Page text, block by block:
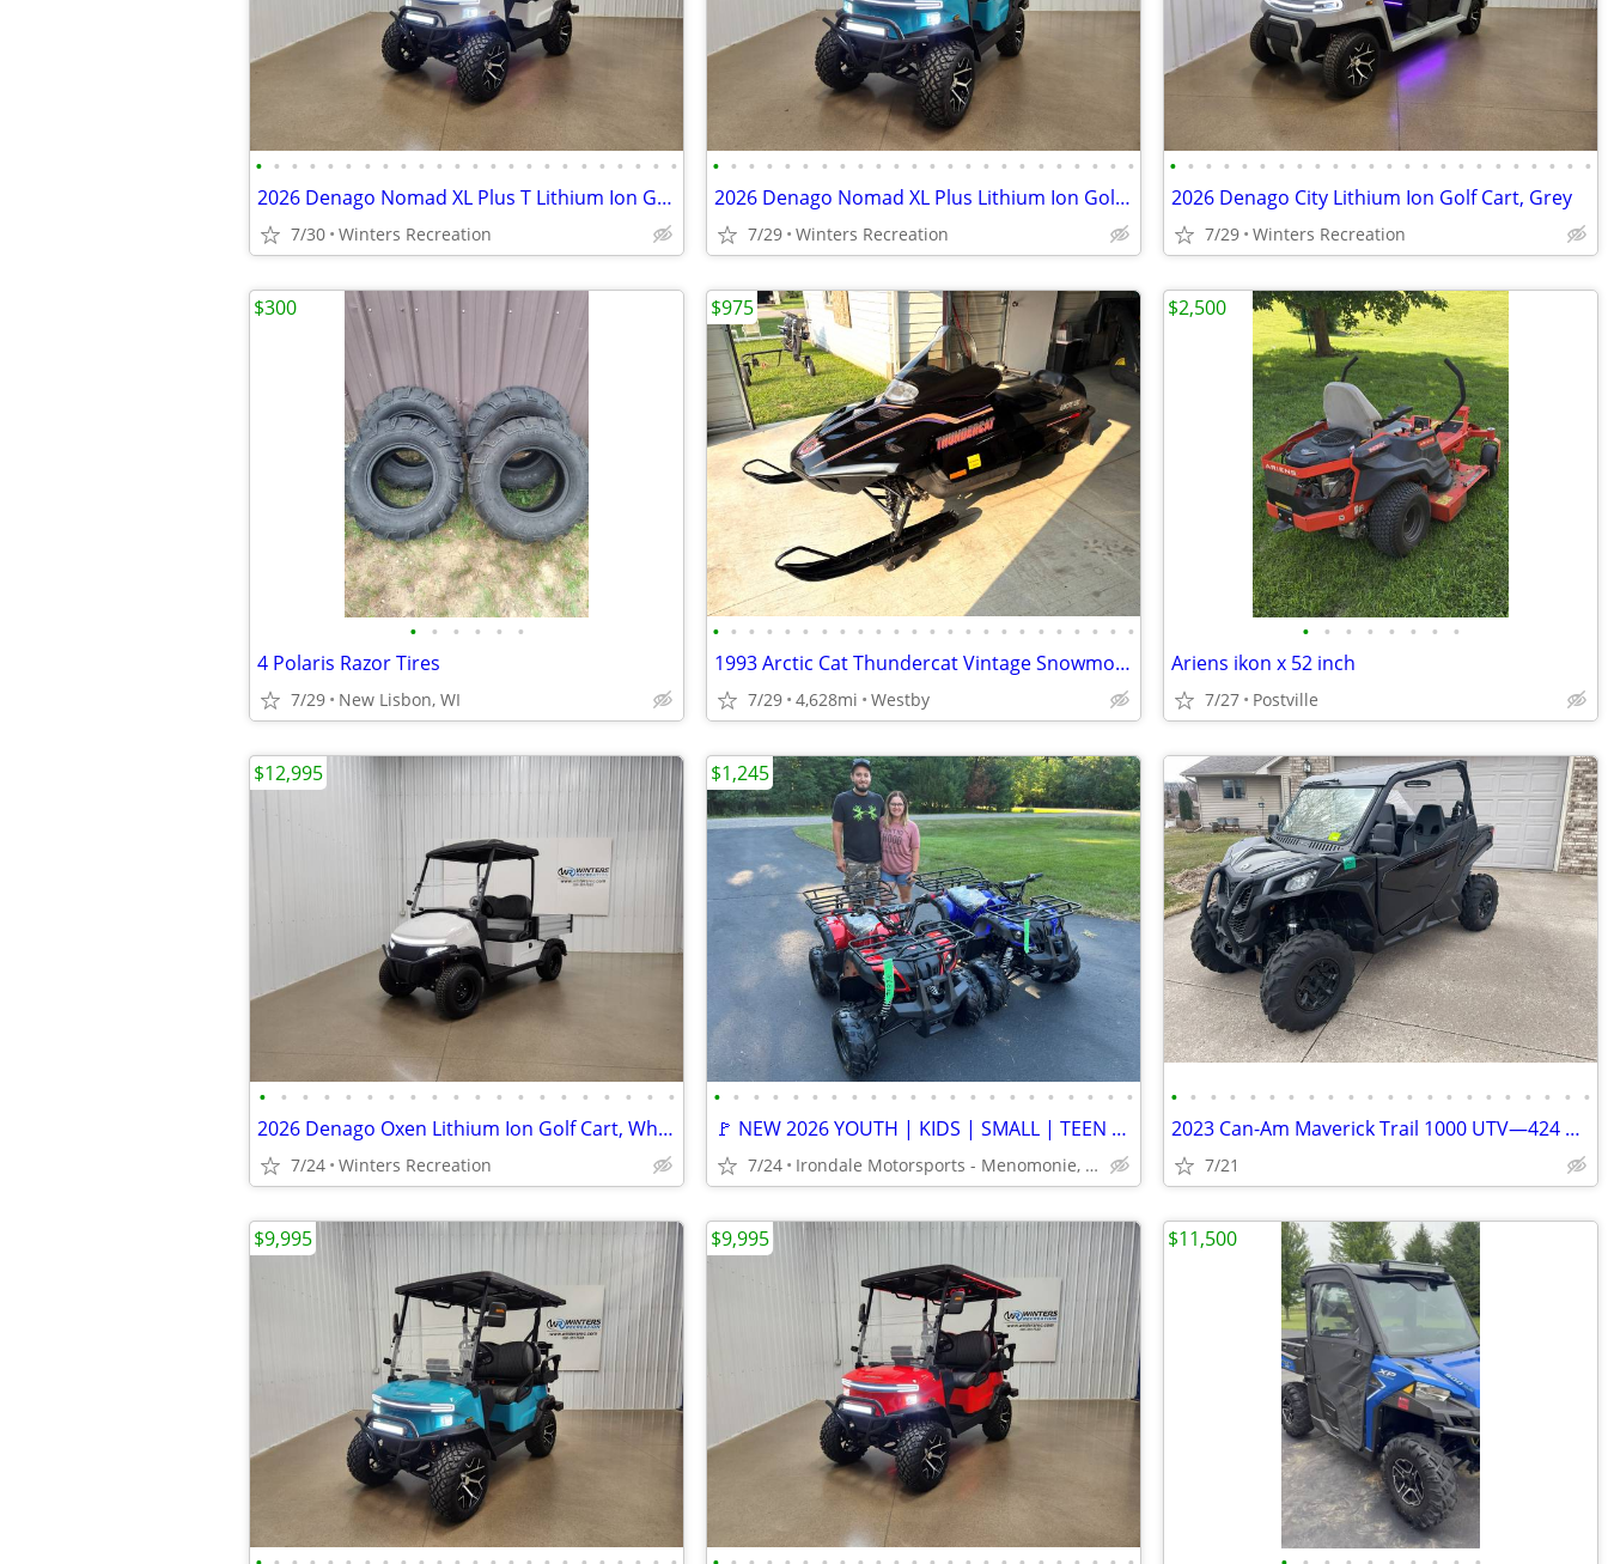
• • • • • • • • • • • • • • • • • • • • • • • •
2026 Denago Nomad XL Plus T Lithium Ion Golf Cart, Matte White
7/30 Winters Recreation
• • • • • • • • • • • • • • • • • • • • • • • •
2026 Denago Nomad XL Plus Lithium Ion Golf Cart, Aqua
7/29 Winters Recreation
• • • • • • • • • • • • • • • • • • • • • • • •
2026 Denago City Lithium Ion Golf Cart, Grey
7/29 Winters Recreation
• • • • • •
4 Polaris Razor Tires
7/29 New Lisbon, WI
$300
• • • • • • • • • • • • • • • • • • • • • • • •
1993 Arctic Cat Thundercat Vintage Snowmobile
7/29 4,628mi Westby
$975
• • • • • • • •
Ariens ikon x 52 inch
7/27 Postville
$2,500
• • • • • • • • • • • • • • • • • • • •
2026 Denago Oxen Lithium Ion Golf Cart, White
7/24 Winters Recreation
$12,995
• • • • • • • • • • • • • • • • • • • • • •
🚩 NEW 2026 YOUTH | KIDS | SMALL | TEEN | ATV 4-WHEELER & QUADs 🚩
7/24 Irondale Motorsports - Menomonie, WI
$1,245
• • • • • • • • • • • • • • • • • • • • • •
2023 Can-Am Maverick Trail 1000 UTV—424 Mi, Rotax Engine—Bid Online!
7/21
$9,995 $9,995 $11,500